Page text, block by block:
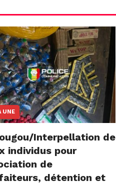
UNE
Interpellation de
individus pour
de
détention et